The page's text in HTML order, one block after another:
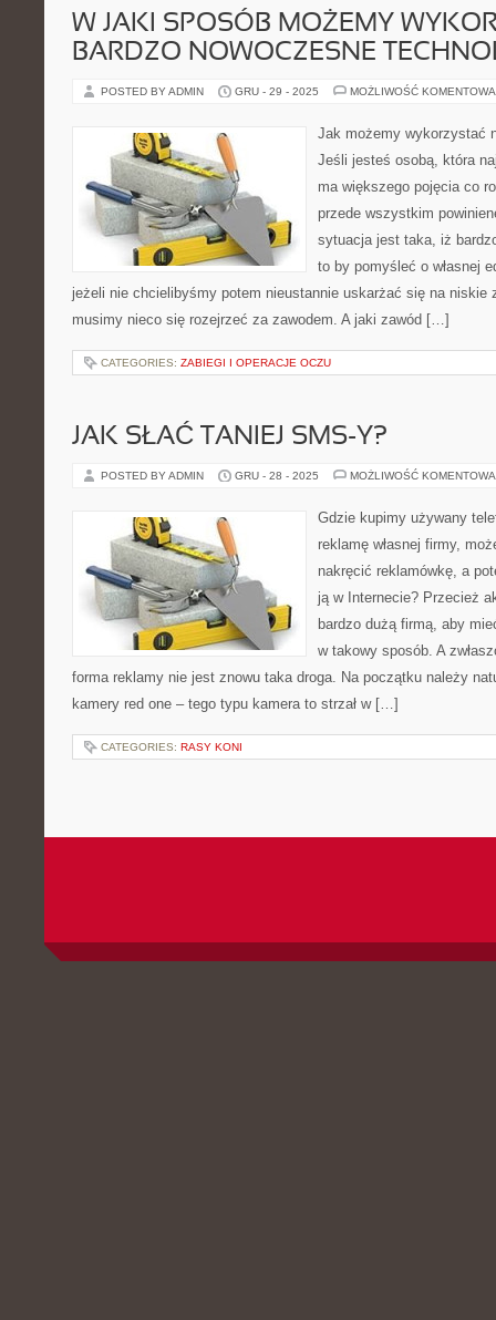
W JAKI SPOSÓB MOŻEMY
BARDZO NOWOCZESNE
POSTED BY ADMIN GRU - 29 - 2025 MOŻLIWOŚĆ
Jak możemy wykorzystać
Jeśli jesteś osobą, która
ma większego pojęcia co
przede wszystkim
sytuacja jest taka, iż
to by pomyśleć o własnej
jeżeli nie chcielibyśmy potem nieustannie uskarżać się na niskie
musimy nieco się rozejrzeć za zawodem. A jaki zawód […]
CATEGORIES: ZABIEGI I OPERACJE OCZU
JAK SŁAĆ TANIEJ SMS-Y?
POSTED BY ADMIN GRU - 28 - 2025 MOŻLIWOŚĆ
Gdzie kupimy używany
reklamę własnej firmy,
nakręcić reklamówkę, a
ją w Internecie? Przecież
bardzo dużą firmą, aby
w takowy sposób. A
forma reklamy nie jest znowu taka droga. Na początku należy
kamery red one – tego typu kamera to strzał w […]
CATEGORIES: RASY KONI